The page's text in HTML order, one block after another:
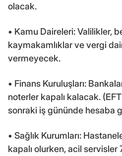
olacak.
• Kamu Daireleri: Valilikler,
kaymakamlıklar ve vergi
vermeyecek.
• Finans Kuruluşları:
noterler kapalı kalacak.
sonraki iş gününde hesaba
• Sağlık Kurumları:
kapalı olurken, acil